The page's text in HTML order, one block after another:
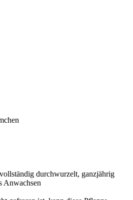
durchwurzelt, ganzjährig
Anwachsen